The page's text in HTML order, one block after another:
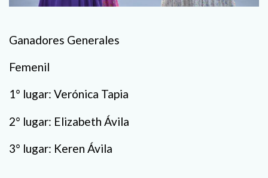
Ganadores Generales
Femenil
1° lugar: Verónica Tapia
2° lugar: Elizabeth Ávila
3° lugar: Keren Ávila